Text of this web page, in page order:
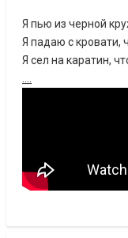
Я пью из черной
Я падаю с кровати,
Я сел на каратин,